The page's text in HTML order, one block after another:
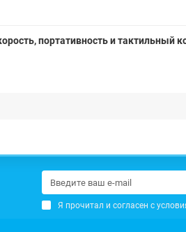
портативность и тактильный
Я прочитал и согласен с